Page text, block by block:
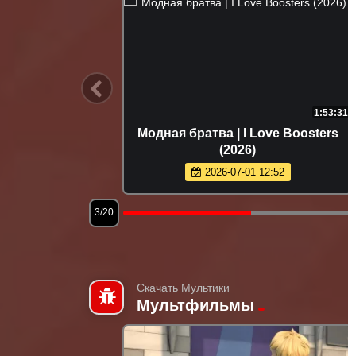
1:53:31
Модная братва | I Love Boosters
(2026)
2026-07-01 12:52
3/20
Скачать Мультики
Мультфильмы